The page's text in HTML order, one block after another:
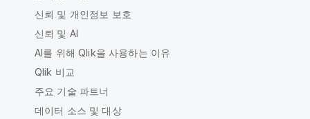
신뢰 및 개인정보 보호
신뢰 및 AI
AI를 위해 Qlik을 사용하는 이유
Qlik 비교
주요 기술 파트너
데이터 소스 및 대상